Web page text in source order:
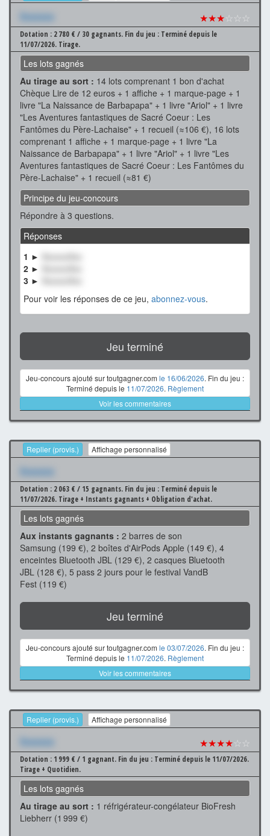
Xxxxxxx ★★★☆☆☆
Dotation : 2 780 € / 30 gagnants. Fin du jeu : Terminé depuis le
11/07/2026. Tirage.
Les lots gagnés
Au tirage au sort : 14 lots comprenant 1 bon d'achat
Chèque Lire de 12 euros + 1 affiche + 1 marque-page + 1
livre "La Naissance de Barbapapa" + 1 livre "Ariol" + 1 livre
"Les Aventures fantastiques de Sacré Coeur : Les
Fantômes du Père-Lachaise" + 1 recueil (≈106 €), 16 lots
comprenant 1 affiche + 1 marque-page + 1 livre "La
Naissance de Barbapapa" + 1 livre "Ariol" + 1 livre "Les
Aventures fantastiques de Sacré Coeur : Les Fantômes du
Père-Lachaise" + 1 recueil (≈81 €)
Principe du jeu-concours
Répondre à 3 questions.
Réponses
1 ►
XxxxxxXxx
2 ►
3 ►
Pour voir les réponses de ce jeu, abonnez-vous.
Jeu terminé
Jeu-concours ajouté sur toutgagner.com le 16/06/2026. Fin du jeu :
Terminé depuis le 11/07/2026. Règlement
Voir les commentaires
Replier (provis.) Affichage personnalisé
Xxxxxxx
Dotation : 2 063 € / 15 gagnants. Fin du jeu : Terminé depuis le
11/07/2026. Tirage + Instants gagnants + Obligation d'achat.
Les lots gagnés
Aux instants gagnants : 2 barres de son
Samsung (199 €), 2 boîtes d'AirPods Apple (149 €), 4
enceintes Bluetooth JBL (129 €), 2 casques Bluetooth
JBL (128 €), 5 pass 2 jours pour le festival VandB
Fest (119 €)
Jeu terminé
Jeu-concours ajouté sur toutgagner.com le 03/07/2026. Fin du jeu :
Terminé depuis le 11/07/2026. Règlement
Voir les commentaires
Replier (provis.) Affichage personnalisé
Xxxxxxx ★★★★☆☆
Dotation : 1 999 € / 1 gagnant. Fin du jeu : Terminé depuis le 11/07/2026.
Tirage + Quotidien.
Les lots gagnés
Au tirage au sort : 1 réfrigérateur-congélateur BioFresh
Liebherr (1 999 €)